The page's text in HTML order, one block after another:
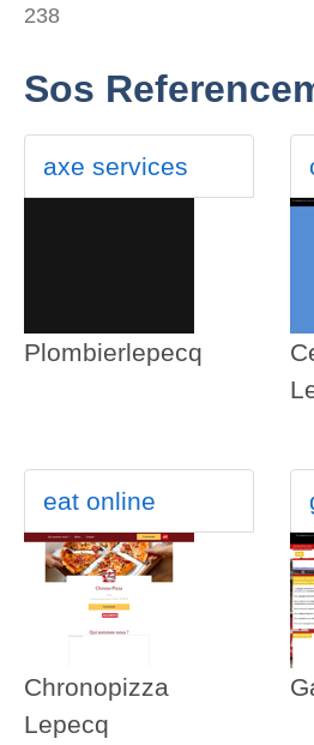
238
Sos
axe services
Plombierlepecq
eat online
Chronopizza
Lepecq